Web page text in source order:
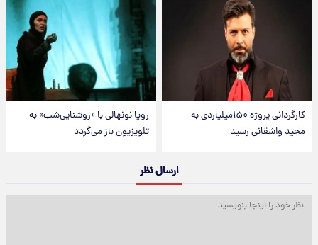
کارگردانی پروژه ۱۵۰میلیاردی به
مجید واشقانی رسید
رویا نونهالی با «روشنایی‌شب» به
تلویزیون باز می‌گردد
ارسال نظر